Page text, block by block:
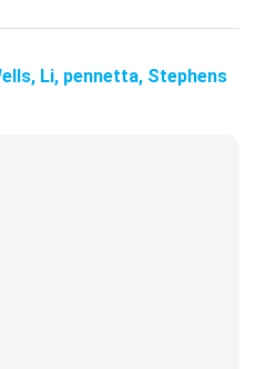
Li, pennetta, Stephens